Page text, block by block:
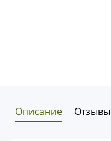
Описание Отзывы